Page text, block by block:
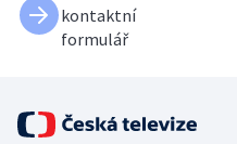
kontaktní
formulář